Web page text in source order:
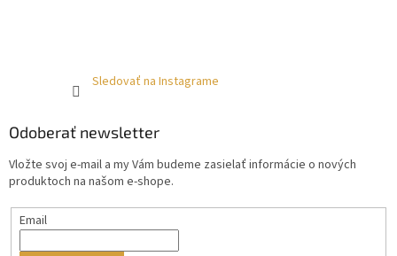
Sledovať na Instagrame
Odoberať newsletter
Vložte svoj e-mail a my Vám budeme zasielať informácie o nových
produktoch na našom e-shope.
Email